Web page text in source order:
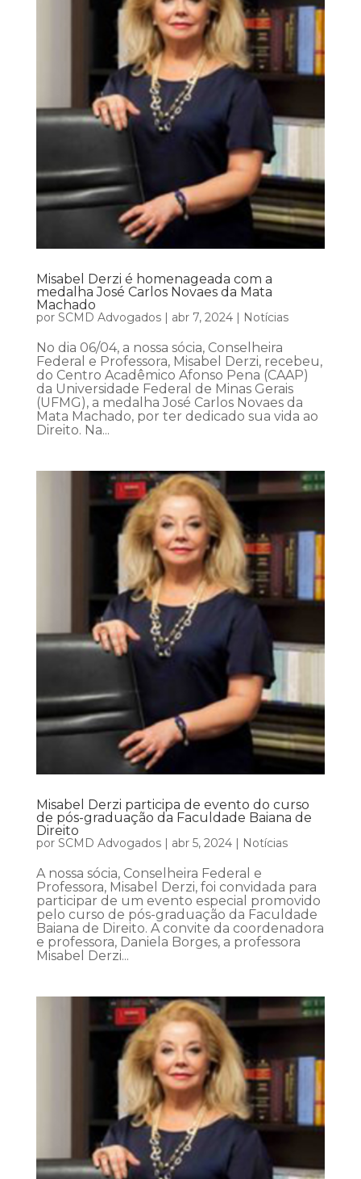
Misabel Derzi é homenageada com a
medalha José Carlos Novaes da Mata
Machado
por SCMD Advogados| abr 7, 2024| Notícias
No dia 06/04, a nossa sócia, Conselheira
Federal e Professora, Misabel Derzi, recebeu,
do Centro Acadêmico Afonso Pena (CAAP)
da Universidade Federal de Minas Gerais
(UFMG), a medalha José Carlos Novaes da
Mata Machado, por ter dedicado sua vida ao
Direito. Na...
Misabel Derzi participa de evento do curso
de pós-graduação da Faculdade Baiana de
Direito
por SCMD Advogados| abr 5, 2024| Notícias
A nossa sócia, Conselheira Federal e
Professora, Misabel Derzi, foi convidada para
participar de um evento especial promovido
pelo curso de pós-graduação da Faculdade
Baiana de Direito. A convite da coordenadora
e professora, Daniela Borges, a professora
Misabel Derzi...